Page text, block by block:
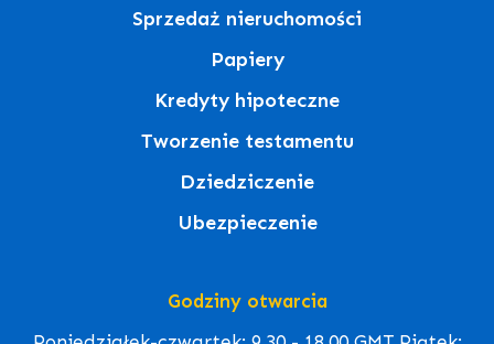
Sprzedaż nieruchomości
Papiery
Kredyty hipoteczne
Tworzenie testamentu
Dziedziczenie
Ubezpieczenie
Godziny otwarcia